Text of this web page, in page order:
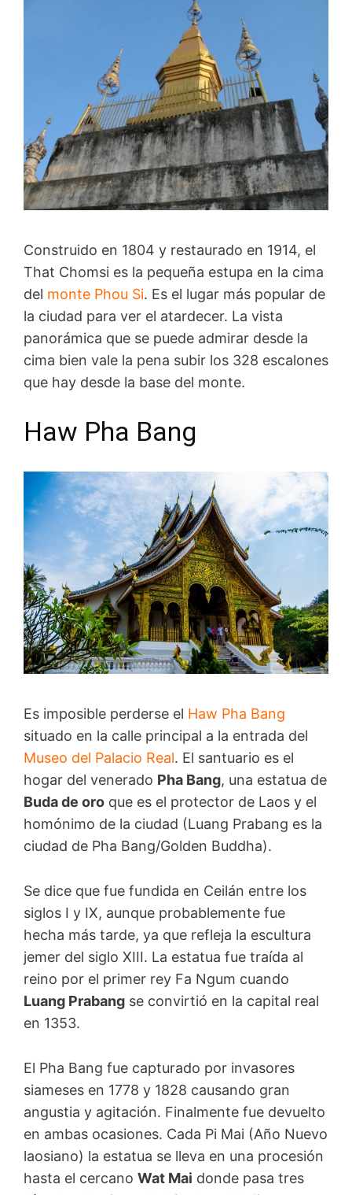
Construido en 1804 y restaurado en 1914, el
That Chomsi es la pequeña estupa en la cima
del monte Phou Si. Es el lugar más popular de
la ciudad para ver el atardecer. La vista
panorámica que se puede admirar desde la
cima bien vale la pena subir los 328 escalones
que hay desde la base del monte.
Haw Pha Bang
Es imposible perderse el Haw Pha Bang
situado en la calle principal a la entrada del
Museo del Palacio Real. El santuario es el
hogar del venerado Pha Bang, una estatua de
Buda de oro que es el protector de Laos y el
homónimo de la ciudad (Luang Prabang es la
ciudad de Pha Bang/Golden Buddha).
Se dice que fue fundida en Ceilán entre los
siglos I y IX, aunque probablemente fue
hecha más tarde, ya que refleja la escultura
jemer del siglo XIII. La estatua fue traída al
reino por el primer rey Fa Ngum cuando
Luang Prabang se convirtió en la capital real
en 1353.
El Pha Bang fue capturado por invasores
siameses en 1778 y 1828 causando gran
angustia y agitación. Finalmente fue devuelto
en ambas ocasiones. Cada Pi Mai (Año Nuevo
laosiano) la estatua se lleva en una procesión
hasta el cercano Wat Mai donde pasa tres